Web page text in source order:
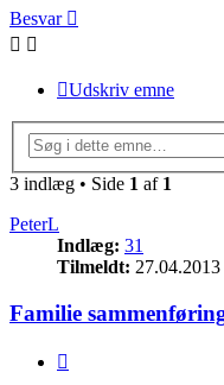
Besvar
Udskriv emne
3 indlæg • Side 1 af 1
PeterL
Indlæg: 31
Tilmeldt:
Familie